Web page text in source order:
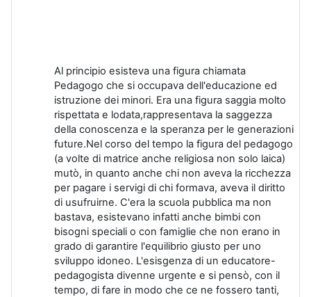
Al principio esisteva una figura chiamata
Pedagogo che si occupava dell'educazione ed
istruzione dei minori. Era una figura saggia molto
rispettata e lodata,rappresentava la saggezza
della conoscenza e la speranza per le generazioni
future.Nel corso del tempo la figura del pedagogo
(a volte di matrice anche religiosa non solo laica)
mutò, in quanto anche chi non aveva la ricchezza
per pagare i servigi di chi formava, aveva il diritto
di usufruirne. C'era la scuola pubblica ma non
bastava, esistevano infatti anche bimbi con
bisogni speciali o con famiglie che non erano in
grado di garantire l'equilibrio giusto per uno
sviluppo idoneo. L'esisgenza di un educatore-
pedagogista divenne urgente e si pensò, con il
tempo, di fare in modo che ce ne fossero tanti,